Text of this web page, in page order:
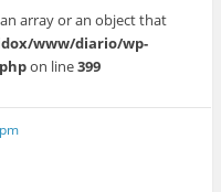
array or an object that
www/diario/wp-
on line399